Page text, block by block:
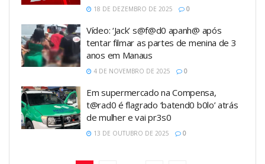
18 DE DEZEMBRO DE 2025 0
Vídeo: ‘Jack’ s@f@d0 apanh@ após
tentar filmar as partes de menina de 3
anos em Manaus
4 DE NOVEMBRO DE 2025 0
Em supermercado na Compensa,
t@rad0 é flagrado ‘batend0 b0lo’ atrás
de mulher e vai pr3s0
13 DE OUTUBRO DE 2025 0